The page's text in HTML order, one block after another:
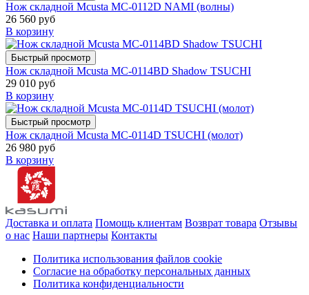
Нож складной Mcusta MC-0112D NAMI (волны)
26 560 руб
В корзину
Быстрый просмотр
Нож складной Mcusta MC-0114BD Shadow TSUCHI
29 010 руб
В корзину
Быстрый просмотр
Нож складной Mcusta MC-0114D TSUCHI (молот)
26 980 руб
В корзину
Доставка и оплата Помощь клиентам Возврат товара Отзывы
о нас Наши партнеры Контакты
Политика использования файлов cookie
Согласие на обработку персональных данных
Политика конфиденциальности